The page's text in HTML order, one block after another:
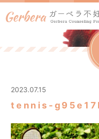
2023.07.15
tennis-